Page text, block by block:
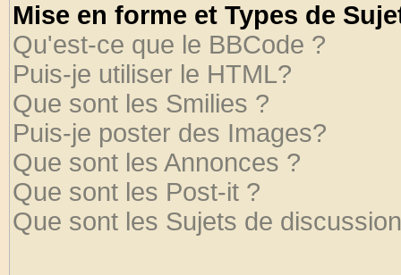
Mise en forme et Types de
Qu'est-ce que le BBCode ?
Puis-je utiliser le HTML?
Que sont les Smilies ?
Puis-je poster des Images?
Que sont les Annonces ?
Que sont les Post-it ?
Que sont les Sujets de